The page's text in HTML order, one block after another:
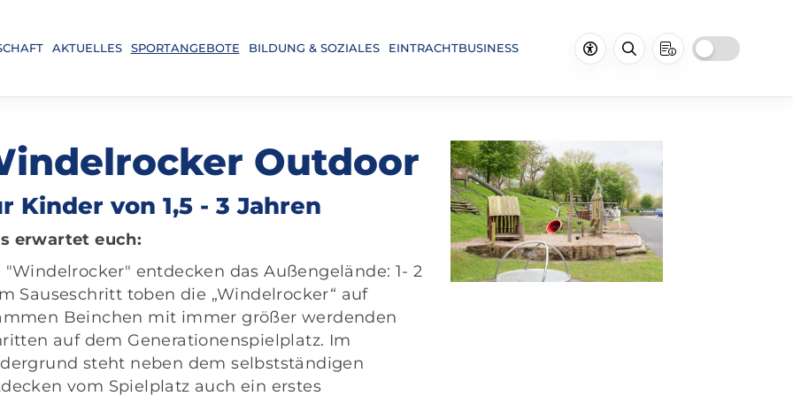
AKTUELLES SPORTANGEBOTE BILDUNG & SOZIALES EINTRACHTBUSINESS
Outdoor
Kinder von 1,5 - 3 Jahren
erwartet euch:
"Windelrocker" entdecken das Außengelände: 1- 2
Sauseschritt toben die „Windelrocker“ auf
Beinchen mit immer größer werdenden
auf dem Generationenspielplatz. Im
steht neben dem selbstständigen
vom Spielplatz auch ein erstes